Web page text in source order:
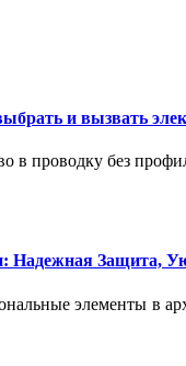
и вызвать
в проводку без
Защита,
элементы в